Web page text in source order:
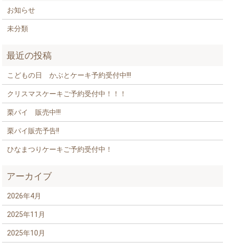
お知らせ
未分類
最近の投稿
こどもの日 かぶとケーキ予約受付中!!!
クリスマスケーキご予約受付中！！！
栗パイ 販売中!!!
栗パイ販売予告!!
ひなまつりケーキご予約受付中！
アーカイブ
2026年4月
2025年11月
2025年10月